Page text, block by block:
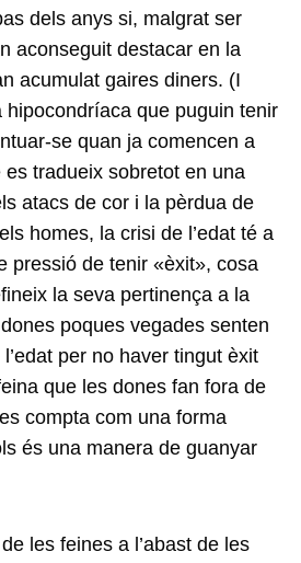
dels anys si, malgrat ser
aconseguit destacar en la
acumulat gaires diners. (I
hipocondríaca que puguin tenir
se quan ja comencen a
tradueix sobretot en una
atacs de cor i la pèrdua de
homes, la crisi de l’edat té a
pressió de tenir «èxit», cosa
la seva pertinença a la
poques vegades senten
per no haver tingut èxit
que les dones fan fora de
compta com una forma
és una manera de guanyar
les feines a l’abast de les